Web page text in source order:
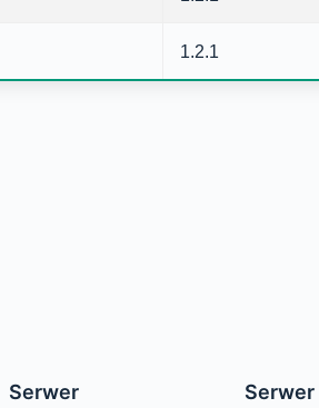
1.2.1
Serwer
Serwer